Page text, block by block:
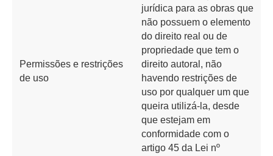
Permissões e restrições
de uso
jurídica para as obras que
não possuem o elemento
do direito real ou de
propriedade que tem o
direito autoral, não
havendo restrições de
uso por qualquer um que
queira utilizá-la, desde
que estejam em
conformidade com o
artigo 45 da Lei nº